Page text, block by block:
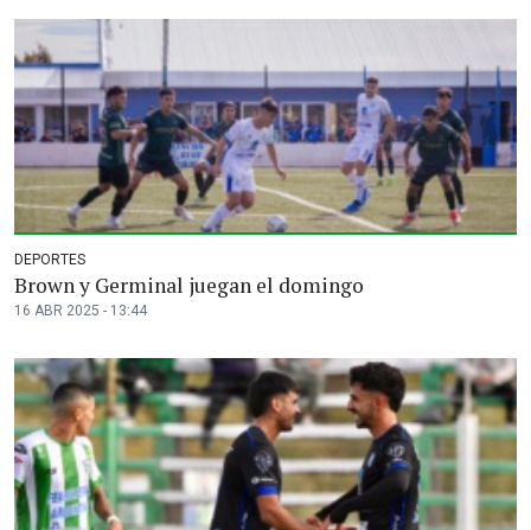
DEPORTES
Brown y Germinal juegan el domingo
16 ABR 2025 - 13:44